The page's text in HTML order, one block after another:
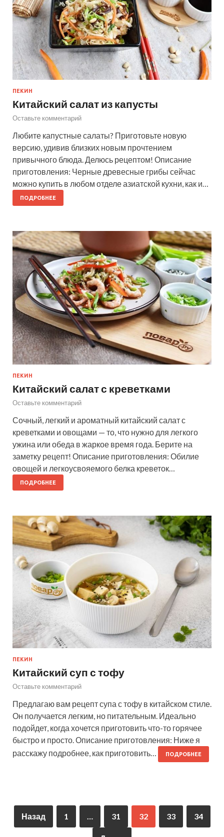
ПЕКИН
Китайский салат из капусты
Оставьте комментарий
Любите капустные салаты? Приготовьте новую
версию, удивив близких новым прочтением
привычного блюда. Делюсь рецептом! Описание
приготовления: Черные древесные грибы сейчас
можно купить в любом отделе азиатской кухни, как и…
ПОДРОБНЕЕ
ПЕКИН
Китайский салат с креветками
Оставьте комментарий
Сочный, легкий и ароматный китайский салат с
креветками и овощами — то, что нужно для легкого
ужина или обеда в жаркое время года. Берите на
заметку рецепт! Описание приготовления: Обилие
овощей и легкоусвояемого белка креветок…
ПОДРОБНЕЕ
ПЕКИН
Китайский суп с тофу
Оставьте комментарий
Предлагаю вам рецепт супа с тофу в китайском стиле.
Он получается легким, но питательным. Идеально
подойдет, когда хочется приготовить что-то горячее
быстро и просто. Описание приготовления: Ниже я
расскажу подробнее, как приготовить…
ПОДРОБНЕЕ
Назад 1 … 31 32 33 34